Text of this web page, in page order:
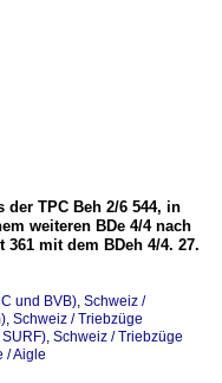
TPC Beh 2/6 544, in
weiteren BDe 4/4 nach
mit dem BDeh 4/4. 27.
und BVB), Schweiz /
, Schweiz / Triebzüge
, Schweiz / Triebzüge
/ Aigle